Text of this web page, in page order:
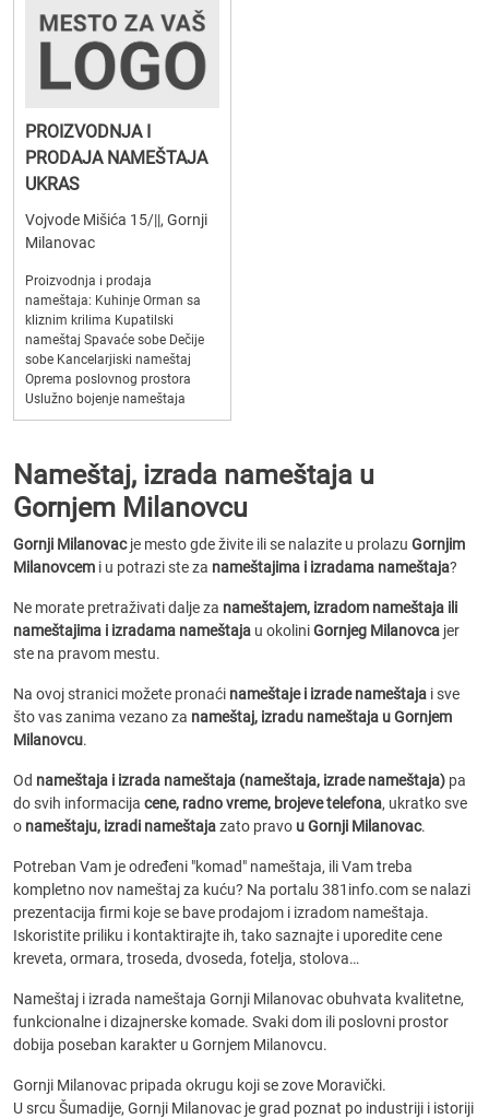
PROIZVODNJA I
PRODAJA NAMEŠTAJA
UKRAS
Vojvode Mišića 15/||, Gornji
Milanovac
Proizvodnja i prodaja
nameštaja: Kuhinje Orman sa
kliznim krilima Kupatilski
nameštaj Spavaće sobe Dečije
sobe Kancelarjiski nameštaj
Oprema poslovnog prostora
Uslužno bojenje nameštaja
Nameštaj, izrada nameštaja u
Gornjem Milanovcu
Gornji Milanovacje mesto gde živite ili se nalazite u prolazu Gornjim
Milanovcem i u potrazi ste za nameštajima i izradama nameštaja?
Ne morate pretraživati dalje za nameštajem, izradom nameštaja ili
nameštajima i izradama nameštaja u okoliniGornjeg Milanovca jer
ste na pravom mestu.
Na ovoj stranici možete pronaći nameštaje i izrade nameštaja i sve
što vas zanima vezano za nameštaj, izradu nameštaja u Gornjem
Milanovcu.
Od nameštaja i izrada nameštaja (nameštaja, izrade nameštaja) pa
do svih informacija cene, radno vreme, brojeve telefona, ukratko sve
o nameštaju, izradi nameštajazato pravo u Gornji Milanovac.
Potreban Vam je određeni "komad" nameštaja, ili Vam treba
kompletno nov nameštaj za kuću? Na portalu 381info.com se nalazi
prezentacija firmi koje se bave prodajom i izradom nameštaja.
Iskoristite priliku i kontaktirajte ih, tako saznajte i uporedite cene
kreveta, ormara, troseda, dvoseda, fotelja, stolova…
Nameštaj i izrada nameštaja Gornji Milanovac obuhvata kvalitetne,
funkcionalne i dizajnerske komade. Svaki dom ili poslovni prostor
dobija poseban karakter u Gornjem Milanovcu.
Gornji Milanovac pripada okrugu koji se zove Moravički.
U srcu Šumadije, Gornji Milanovac je grad poznat po industriji i istoriji